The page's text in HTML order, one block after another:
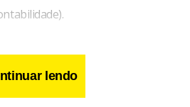
da Third Point vão se juntar ao
Yahoo: o CEO Daniel Loeb, Harry
lendo